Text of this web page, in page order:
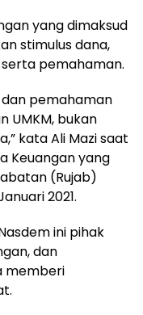
yang dimaksud
stimulus dana,
pemahaman.
pemahaman
UMKM, bukan
kata Ali Mazi saat
Keuangan yang
(Rujab)
2021.
ini pihak
dan
memberi